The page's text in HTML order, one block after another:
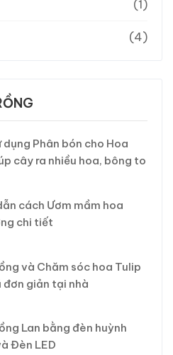
(1)
(4)
dụng Phân bón cho Hoa
cây ra nhiều hoa, bông to
cách Ươm mầm hoa
chi tiết
và Chăm sóc hoa Tulip
đơn giản tại nhà
Lan bằng đèn huỳnh
Đèn LED